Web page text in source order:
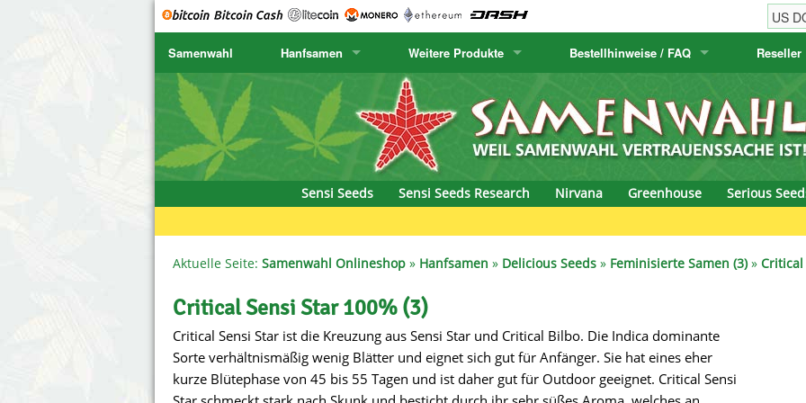
Samenwahl Hanfsamen
SENSI SEEDS
SENSI SEEDS RESEARCH
NIRVANA
SERIOUS SEEDS
SPLIFF SEEDS
Ace Seeds
Anaconda Seeds
CBD Crew
Chronic & Caviar
Delicious Seeds
Dr. Underground Seeds
Dutch Passion
Empire Seeds
Exotic Seeds
Humboldt Seed Company
Humboldt Seeds
Kannabia
krauTHCollective
La Semilla Automatica
Positronics
Prana Medical
Ripper Seeds
Samsara Seeds
Seedsman
Weitere Produkte
Kakteensamen
Kanarische Flora
Bestellhinweise / FAQ
Bestellhinweise
Versandhinweise
Reseller
E-MAIL
PASSWORT
Sensi Seeds Sensi Seeds Research Nirvana Greenhouse Serious
Aktuelle Seite: Samenwahl Onlineshop » Hanfsamen » Delicious Seeds » Feminisierte Samen (3)» Critical
Critical Sensi Star 100% (3)
Critical Sensi Star ist die Kreuzung aus Sensi Star und Critical Bilbo. Die Indica dominante
Sorte verhältnismäßig wenig Blätter und eignet sich gut für Anfänger. Sie hat eines eher
kurze Blütephase von 45 bis 55 Tagen und ist daher gut für Outdoor geeignet. Critical Sensi